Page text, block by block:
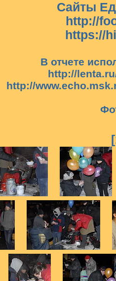
Сайты
http://
https://
В отчете
http://
http://